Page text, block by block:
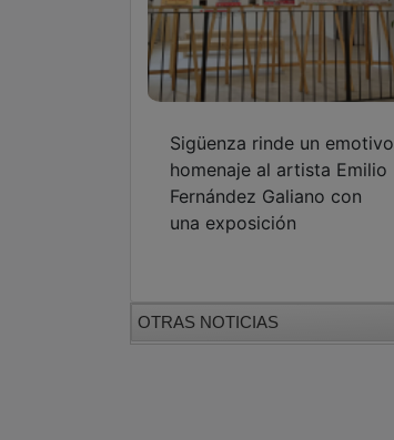
Sigüenza rinde un emotivo
homenaje al artista Emilio
Fernández Galiano con
una exposición
OTRAS NOTICIAS